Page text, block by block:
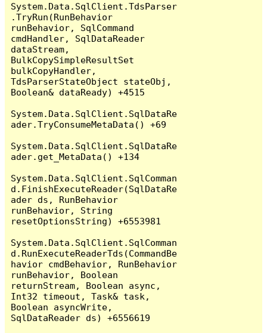
System.Data.SqlClient.TdsParser
.TryRun(RunBehavior
runBehavior, SqlCommand
cmdHandler, SqlDataReader
dataStream,
BulkCopySimpleResultSet
bulkCopyHandler,
TdsParserStateObject stateObj,
Boolean& dataReady) +4515
System.Data.SqlClient.SqlDataRe
ader.TryConsumeMetaData() +69
System.Data.SqlClient.SqlDataRe
ader.get_MetaData() +134
System.Data.SqlClient.SqlComman
d.FinishExecuteReader(SqlDataRe
ader ds, RunBehavior
runBehavior, String
resetOptionsString) +6553981
System.Data.SqlClient.SqlComman
d.RunExecuteReaderTds(CommandBe
havior cmdBehavior, RunBehavior
runBehavior, Boolean
returnStream, Boolean async,
Int32 timeout, Task& task,
Boolean asyncWrite,
SqlDataReader ds) +6556619